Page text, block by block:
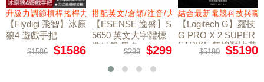
墊
升級力調節槓桿搖桿力切換扳機
【Flydigi 飛智】冰原
狼4 遊戲手把
$1586 $1586
搭配英文/倉頡/注音/大易
【ESENSE 逸盛】S
5650 英文大字體標
準鍵盤 黑色
$299 $299
結合最新電競科技與
【Logitech G】羅技
G PRO X 2 SUPER
STRIKE 無線類比遊
戲滑鼠$5190 $5190